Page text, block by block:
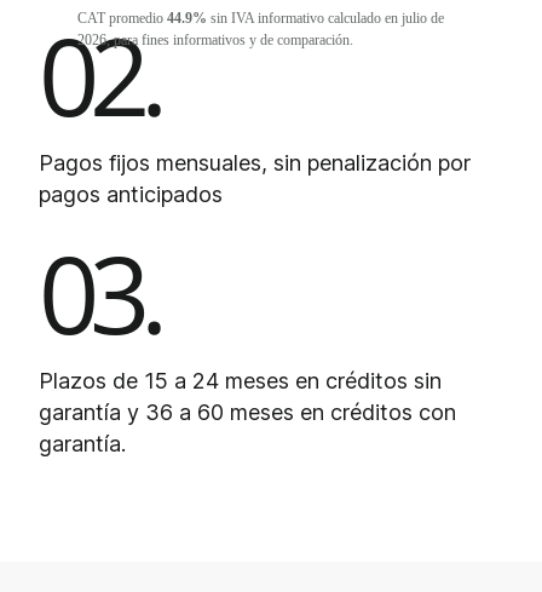
CAT promedio 44.9% sin IVA informativo calculado en julio de
2026, para fines informativos y de comparación.
02.
Pagos fijos mensuales, sin penalización por
pagos anticipados
03.
Plazos de 15 a 24 meses en créditos sin
garantía y 36 a 60 meses en créditos con
garantía.